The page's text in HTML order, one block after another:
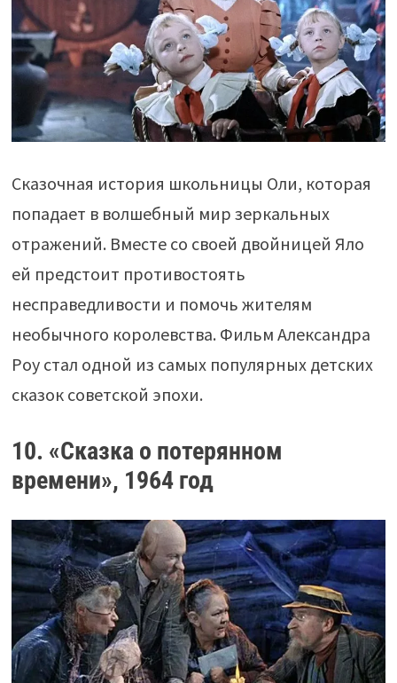
Сказочная история школьницы Оли, которая
попадает в волшебный мир зеркальных
отражений. Вместе со своей двойницей Яло
ей предстоит противостоять
несправедливости и помочь жителям
необычного королевства. Фильм Александра
Роу стал одной из самых популярных детских
сказок советской эпохи.
10. «Сказка о потерянном
времени», 1964 год